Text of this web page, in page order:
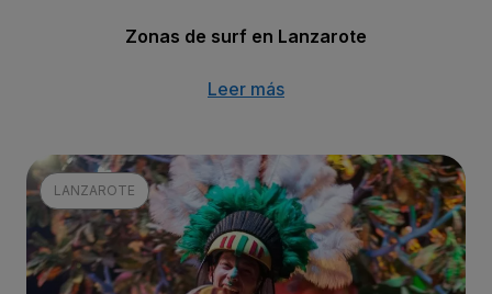
Zonas de surf en Lanzarote
Leer más
LANZAROTE